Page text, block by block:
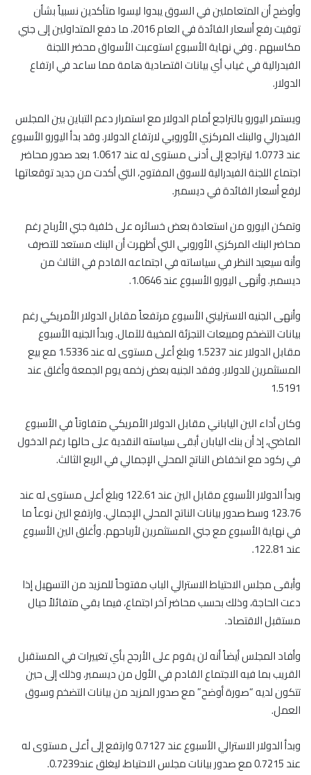
وأوضح أن المتعاملين في السوق يبدوا ليسوا متأكدين نسبياً بشأن
توقيت رفع أسعار الفائدة في العام 2016، ما دفع المتداولين إلى جني
مكاسبهم . وفي نهاية الأسبوع استوعبت الأسواق محضر اللجنة
الفيدرالية في غياب أي بيانات اقتصادية هامة مما ساعد في ارتفاع
الدولار.
ويستمر اليورو بالتراجع أمام الدولار مع استمرار دعم التباين بين المجلس
الفيدرالي والبنك المركزي الأوروبي لارتفاع الدولار. وقد بدأ اليورو الأسبوع
عند 1.0773 ليتراجع إلى أدنى مستوى له عند 1.0617 بعد صدور محاضر
اجتماع اللجنة الفيدرالية للسوق المفتوح، التي أكدت من جديد توقعاتها
لرفع أسعار الفائدة في ديسمبر.
وتمكن اليورو من استعادة بعض خسائره على خلفية جني الأرباح رغم
محاضر البنك المركزي الأوروبي التي أظهرت أن البنك مستعد للتصرف
وأنه سيعيد النظر في سياساته في اجتماعه القادم في الثالث من
ديسمبر. وأنهى اليورو الأسبوع عند 1.0646.
وأنهى الجنيه الاسترليني الأسبوع مرتفعاً مقابل الدولار الأمريكي رغم
بيانات التضخم ومبيعات التجزئة المخيبة للآمال. وبدأ الجنيه الأسبوع
مقابل الدولار عند 1.5237 وبلغ أعلى مستوى له عند 1.5336 مع بيع
المستثمرين للدولار. وفقد الجنيه بعض زخمه يوم الجمعة وأغلق عند
1.5191
وكان أداء الين الياباني مقابل الدولار الأمريكي متفاوتاً في الأسبوع
الماضي، إذ أن بنك اليابان أبقى سياسته النقدية على حالها رغم الدخول
في ركود مع انخفاض الناتج المحلي الإجمالي في الربع الثالث.
وبدأ الدولار الأسبوع مقابل الين عند 122.61 وبلغ أعلى مستوى له عند
123.76 وسط صدور بيانات الناتج المحلي الإجمالي. وارتفع الين نوعاً ما
في نهاية الأسبوع مع جني المستثمرين لأرباحهم. وأغلق الين الأسبوع
عند 122.81.
وأبقى مجلس الاحتياط الاسترالي الباب مفتوحاً للمزيد من التسهيل إذا
دعت الحاجة، وذلك بحسب محاضر آخر اجتماع، فيما بقي متفائلاً حيال
مستقبل الاقتصاد.
وأفاد المجلس أيضاً أنه لن يقوم على الأرجح بأي تغييرات في المستقبل
القريب بما فيه الاجتماع القادم في الأول من ديسمبر، وذلك إلى حين
تتكون لديه “صورة أوضح” مع صدور المزيد من بيانات التضخم وسوق
العمل.
وبدأ الدولار الاسترالي الأسبوع عند 0.7127 وارتفع إلى أعلى مستوى له
عند 0.7215 مع صدور بيانات مجلس الاحتياط، ليغلق عند0.7239.